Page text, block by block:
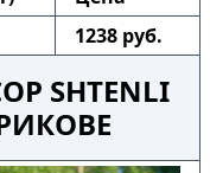
1238 руб.
SHTENLI